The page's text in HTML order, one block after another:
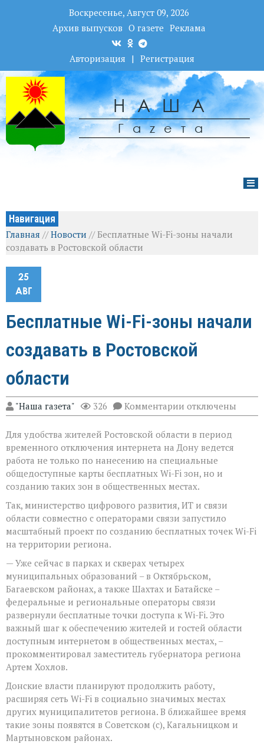
Воскресенье, Август 09, 2026
Архив выпусков О газете Реклама
Авторизация | Регистрация
НАША
Гаzета
Навигация
Главная //Новости //Бесплатные Wi-Fi-зоны начали
создавать в Ростовской области
25
АВГ
Бесплатные Wi-Fi-зоны начали
создавать в Ростовской
области
"Наша газета" 326 Комментарии к
записи
Wi-
Fi-
зоны
начали
создавать
в
области
отключены
Для удобства жителей Ростовской области в период
временного отключения интернета на Дону ведется
работа не только по нанесению на специальные
общедоступные карты бесплатных Wi-Fi зон, но и
созданию таких зон в общественных местах.
Так, министерство цифрового развития, ИТ и связи
области совместно с операторами связи запустило
масштабный проект по созданию бесплатных точек Wi-Fi
на территории региона.
— Уже сейчас в парках и скверах четырех
муниципальных образований – в Октябрьском,
Багаевском районах, а также Шахтах и Батайске –
федеральные и региональные операторы связи
развернули бесплатные точки доступа к Wi-Fi. Это
важный шаг к обеспечению жителей и гостей области
доступным интернетом в общественных местах, –
прокомментировал заместитель губернатора региона
Артем Хохлов.
Донские власти планируют продолжить работу,
расширяя сеть Wi-Fi в социально значимых местах
других муниципалитетов региона. В ближайшее время
такие зоны появятся в Советском (с), Кагальницком и
Мартыновском районах.